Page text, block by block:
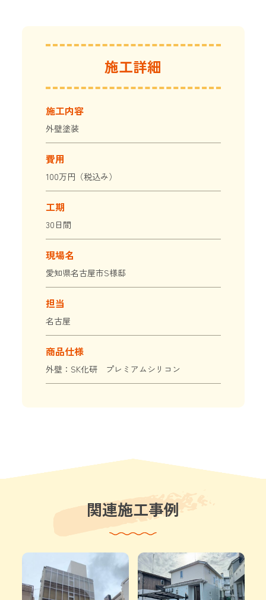
施工詳細
施工内容
外壁塗装
費用
100万円（税込み）
工期
30日間
現場名
愛知県名古屋市S様邸
担当
名古屋
商品仕様
外壁：SK化研 プレミアムシリコン
関連施工事例